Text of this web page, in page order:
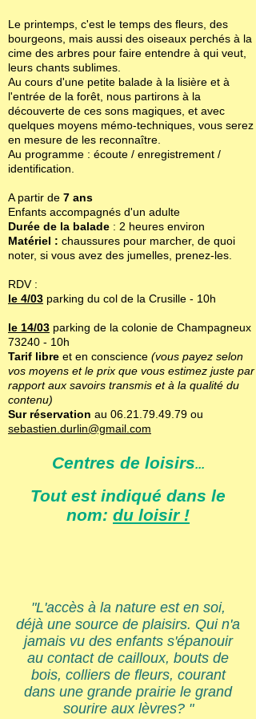
Le printemps, c'est le temps des fleurs, des
bourgeons, mais aussi des oiseaux perchés à la
cime des arbres pour faire entendre à qui veut,
leurs chants sublimes.
Au cours d'une petite balade à la lisière et à
l'entrée de la forêt, nous partirons à la
découverte de ces sons magiques, et avec
quelques moyens mémo-techniques, vous serez
en mesure de les reconnaître.
Au programme : écoute / enregistrement /
identification.
A partir de 7 ans
Enfants accompagnés d'un adulte
Durée de la balade : 2 heures environ
Matériel : chaussures pour marcher, de quoi
noter, si vous avez des jumelles, prenez-les.
RDV :
le 4/03 parking du col de la Crusille - 10h
le 14/03 parking de la colonie de Champagneux
73240 - 10h
Tarif libre et en conscience (vous payez selon
vos moyens et le prix que vous estimez juste par
rapport aux savoirs transmis et à la qualité du
contenu)
Sur réservation au 06.21.79.49.79 ou
sebastien.durlin@gmail.com
Centres de loisirs...
Tout est indiqué dans le
nom: du loisir !
"L'accès à la nature est en soi,
déjà une source de plaisirs. Qui n'a
jamais vu des enfants s'épanouir
au contact de cailloux, bouts de
bois, colliers de fleurs, courant
dans une grande prairie le grand
sourire aux lèvres? "